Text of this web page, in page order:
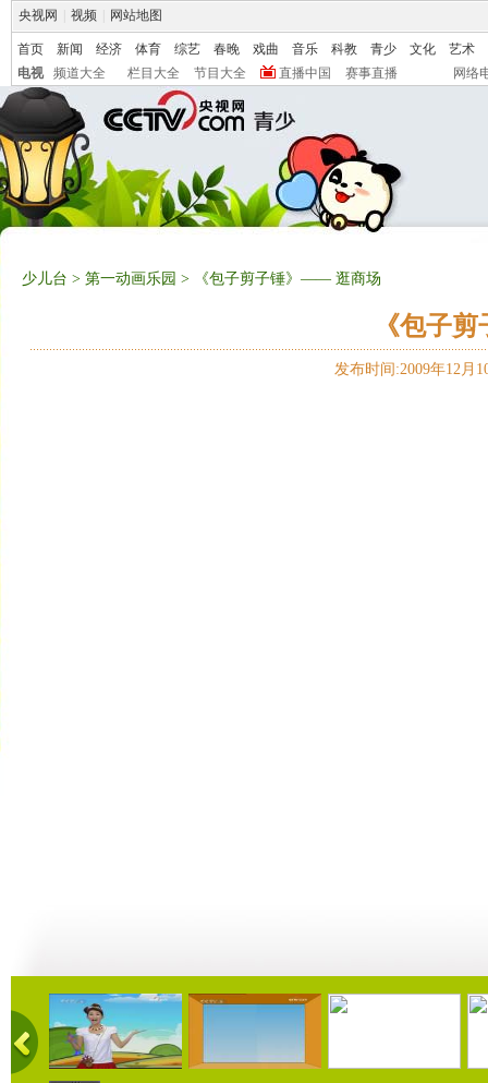
央视网 视频 网站地图
首页 新闻 经济 体育 综艺 春晚 戏曲 音乐 科教 青少 文化
艺术
电视
频道大全 栏目大全 节目大全 直播中国 赛事直播 网络
少儿台 > 第一动画乐园 > 《包子剪子锤》—— 逛商场
《包子
发布时间:2009年12月
29:41 29:10 28:53